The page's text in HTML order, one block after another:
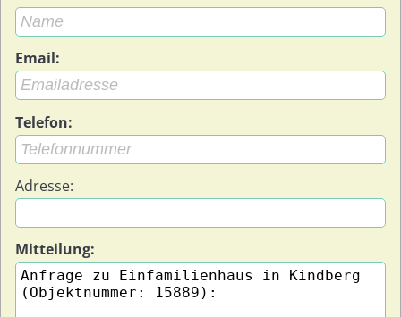
Email:
Telefon:
Adresse:
Mitteilung: